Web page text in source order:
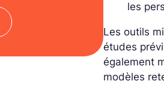
les
Les outils
études
également
modèles